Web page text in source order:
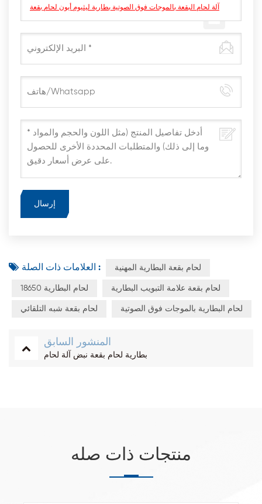
آلة لحام البقعة بالموجات فوق الصوتية بطارية ليثيوم أيون لحام بقعة
العلامات ذات الصلة : لحام بقعة البطارية المهنية
18650 لحام البطارية لحام بقعة علامة التبويب البطارية
لحام بقعة شبه التلقائي لحام البطارية بالموجات فوق الصوتية
المنشور السابق
بطارية لحام بقعة نبض آلة لحام
منتجات ذات صله